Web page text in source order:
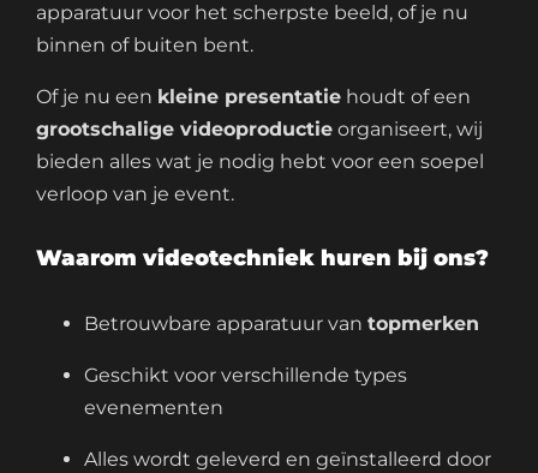
apparatuur voor het scherpste beeld, of je nu
binnen of buiten bent.
Of je nu een kleine presentatie houdt of een
grootschalige videoproductie organiseert, wij
bieden alles wat je nodig hebt voor een soepel
verloop van je event.
Waarom videotechniek huren bij ons?
Betrouwbare apparatuur van topmerken
Geschikt voor verschillende types
evenementen
Alles wordt geleverd en geïnstalleerd door